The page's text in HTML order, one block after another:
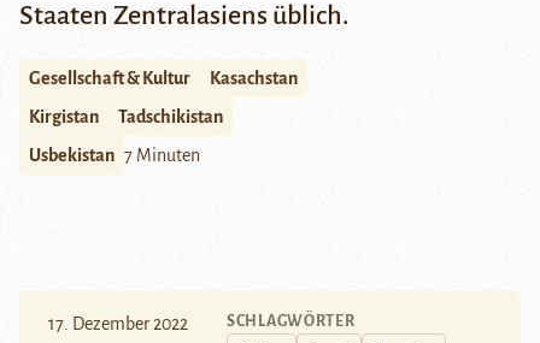
Staaten Zentralasiens üblich.
Gesellschaft & Kultur
Kasachstan
Kirgistan
Tadschikistan
Usbekistan 7 Minuten
17. Dezember 2022 SCHLAGWÖRTER